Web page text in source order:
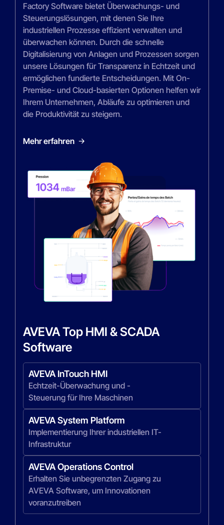
Factory Software bietet Überwachungs- und
Steuerungslösungen, mit denen Sie Ihre
industriellen Prozesse effizient verwalten und
überwachen können. Durch die schnelle
Digitalisierung von Anlagen und Prozessen sorgen
unsere Lösungen für Transparenz in Echtzeit und
ermöglichen fundierte Entscheidungen. Mit On-
Premise- und Cloud-basierten Optionen helfen wir
Ihrem Unternehmen, Abläufe zu optimieren und
die Produktivität zu steigern.
Mehr erfahren
AVEVA Top HMI & SCADA
Software
AVEVA InTouch HMI
Echtzeit-Überwachung und -
Steuerung für Ihre Maschinen
AVEVA System Platform
Implementierung Ihrer industriellen IT-
Infrastruktur
AVEVA Operations Control
Erhalten Sie unbegrenzten Zugang zu
AVEVA Software, um Innovationen
voranzutreiben
AVEVA MES
Verwaltung von Arbeitsaufträgen,
Rückverfolgbarkeit und Genealogie zur
Optimierung der Produktion
AVEVA Performance
Durchsatz optimieren, Ausfallzeiten
reduzieren, OEE messen
Advanced Planning & Scheduling
Optimieren Sie Ihre
Mehr erfahren
AVEVA Historian
Erfassen und archivieren Sie alle Ihre
Daten, um ein industrielles Big Data
aufzubauen und das verborgene
Potenzial zu erschließen
AVEVA Pi Data Infrastructure Bundle
Hybride Lösung für die Verwaltung
Ihrer Betriebsdaten, vom Edge bis zur
Cloud.
AVEVA CONNECT
Plattform für industrielle Intelligenz die
hilft, Nachhaltigkeit und Effizienz in
Ihrem gesamten digitalen Ökosystem